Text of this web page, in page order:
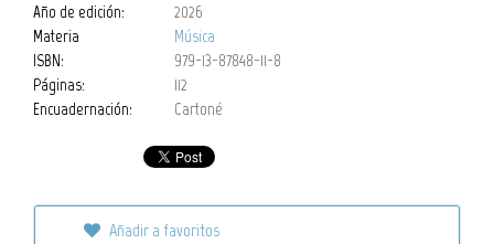
Año de edición:
2026
Materia
Música
ISBN:
979-13-87848-11-8
Páginas:
112
Encuadernación:
Cartoné
Añadir a favoritos